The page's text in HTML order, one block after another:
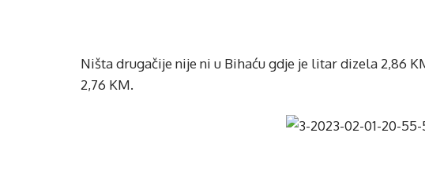
Ništa drugačije nije ni u Bihaću gdje je litar dizela 2,86
2,76 KM.